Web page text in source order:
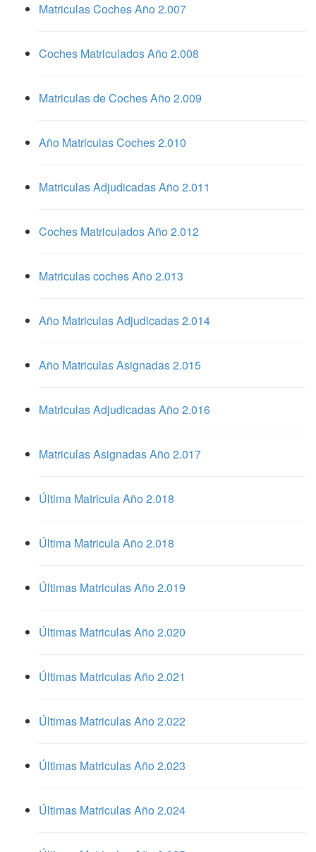
Matriculas Coches Año 2.007
Coches Matriculados Año 2.008
Matriculas de Coches Año 2.009
Año Matriculas Coches 2.010
Matriculas Adjudicadas Año 2.011
Coches Matriculados Año 2.012
Matriculas coches Año 2.013
Año Matriculas Adjudicadas 2.014
Año Matriculas Asignadas 2.015
Matriculas Adjudicadas Año 2.016
Matriculas Asignadas Año 2.017
Última Matricula Año 2.018
Última Matricula Año 2.018
Últimas Matriculas Año 2.019
Últimas Matriculas Año 2.020
Últimas Matriculas Año 2.021
Últimas Matriculas Año 2.022
Últimas Matriculas Año 2.023
Últimas Matriculas Año 2.024